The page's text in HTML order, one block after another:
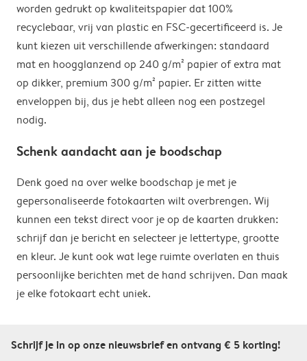
worden gedrukt op kwaliteitspapier dat 100%
recyclebaar, vrij van plastic en FSC-gecertificeerd is. Je
kunt kiezen uit verschillende afwerkingen: standaard
mat en hoogglanzend op 240 g/m² papier of extra mat
op dikker, premium 300 g/m² papier. Er zitten witte
enveloppen bij, dus je hebt alleen nog een postzegel
nodig.
Schenk aandacht aan je boodschap
Denk goed na over welke boodschap je met je
gepersonaliseerde fotokaarten wilt overbrengen. Wij
kunnen een tekst direct voor je op de kaarten drukken:
schrijf dan je bericht en selecteer je lettertype, grootte
en kleur. Je kunt ook wat lege ruimte overlaten en thuis
persoonlijke berichten met de hand schrijven. Dan maak
je elke fotokaart echt uniek.
Schrijf je in op onze nieuwsbrief en ontvang € 5 korting!